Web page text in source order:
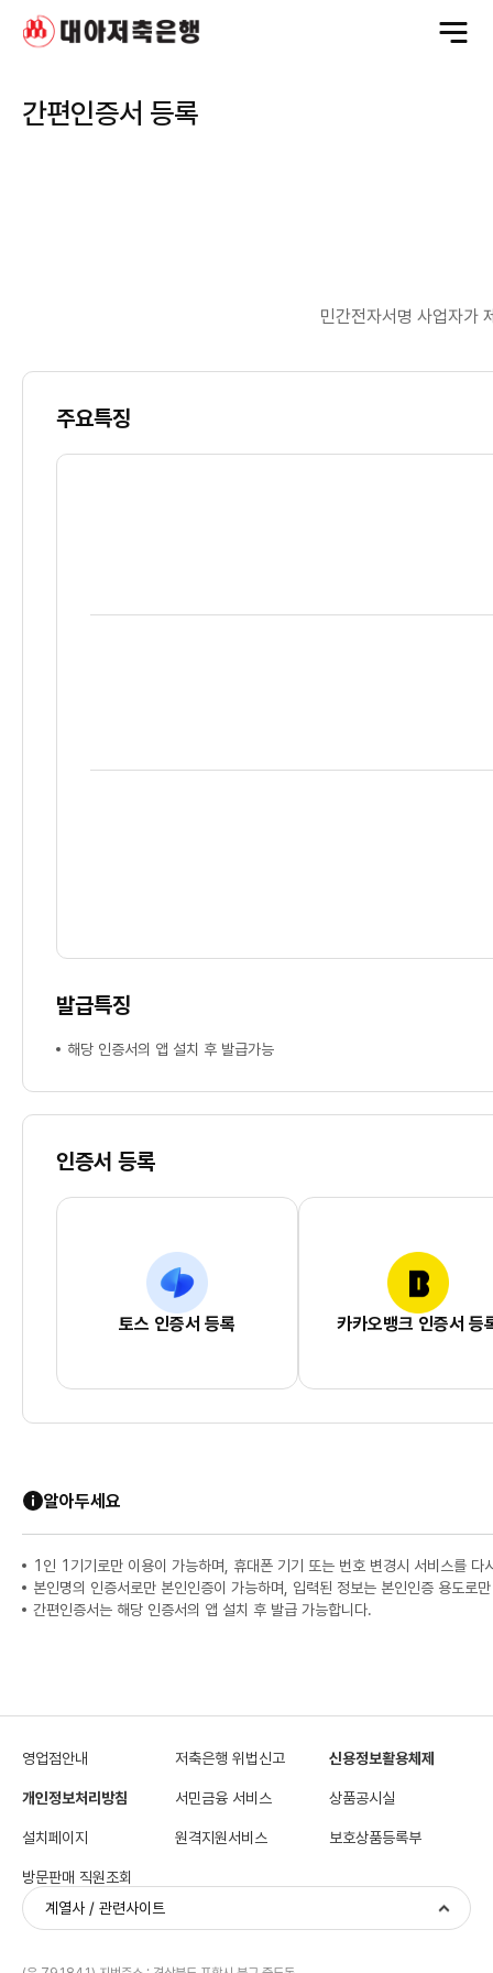
전
체
간편인증서 등록
민간전자서명 사업자가
주요특징
발급특징
해당 인증서의 앱 설치 후 발급가능
인증서 등록
토스 인증서 등록 카카오뱅크 인증서 등
알아두세요
1인 1기기로만 이용이 가능하며, 휴대폰 기기 또는 번호 변경시 서비스를 다
본인명의 인증서로만 본인인증이 가능하며, 입력된 정보는 본인인증 용도로
간편인증서는 해당 인증서의 앱 설치 후 발급 가능합니다.
영업점안내 저축은행 위법신고 신용정보활용체제
개인정보처리방침 서민금융 서비스 상품공시실
설치페이지 원격지원서비스 보호상품등록부
방문판매 직원조회
계열사 / 관련사이트